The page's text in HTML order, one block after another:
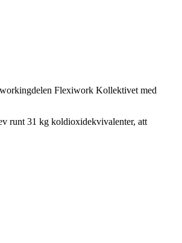
Flexiwork Kollektivet med
runt 31 kg koldioxidekvivalenter, att